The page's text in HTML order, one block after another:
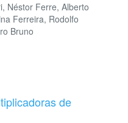
Néstor Ferre, Alberto
Ferreira, Rodolfo
Bruno
de